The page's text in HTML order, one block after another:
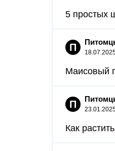
5 простых
П
Маисовый
П
Как